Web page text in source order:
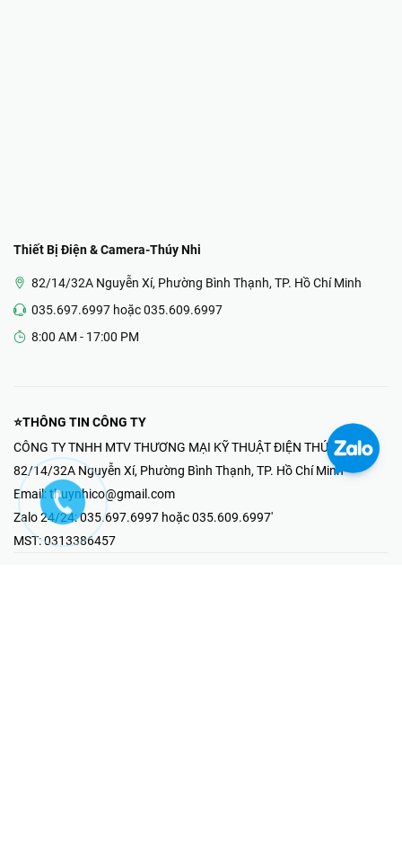
Thiết Bị Điện & Camera-Thúy Nhi
82/14/32A Nguyễn Xí, Phường Bình Thạnh, TP. Hồ Chí Minh
035.697.6997 hoặc 035.609.6997
8:00 AM - 17:00 PM
⭐THÔNG TIN CÔNG TY
CÔNG TY TNHH MTV THƯƠNG MẠI KỸ THUẬT ĐIỆN THÚY NHI
82/14/32A Nguyễn Xí, Phường Bình Thạnh, TP. Hồ Chí Minh
Email: thuynhico@gmail.com
Zalo 24/24:035.697.6997 hoặc 035.609.6997'
MST:0313386457